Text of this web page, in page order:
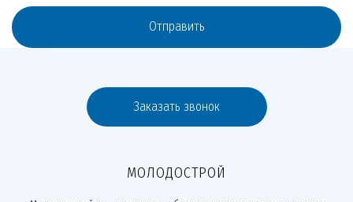
Отправить
Заказать звонок
МОЛОДОСТРОЙ